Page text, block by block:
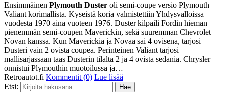
Ensimmäinen Plymouth Duster oli semi-coupe versio Plymouth
Valiant korimallista. Kyseistä koria valmistettiin Yhdysvalloissa
vuodesta 1970 aina vuoteen 1976. Duster kilpaili Fordin hieman
pienemmän semi-coupen Maverickin, sekä suuremman Chevrolet
Novan kanssa. Kun Maverickia ja Novaa sai 4 ovisena, tarjosi
Dusteri vain 2 ovista coupea. Perinteinen Valiant tarjosi
mallisarjassaan taas Dusterin tilalta 2 ja 4 ovista sedania. Chrysler
onnistui Plymouthin muotoilussa ja…
Retroautot.fi Kommentit (0) Lue lisää
Etsi: